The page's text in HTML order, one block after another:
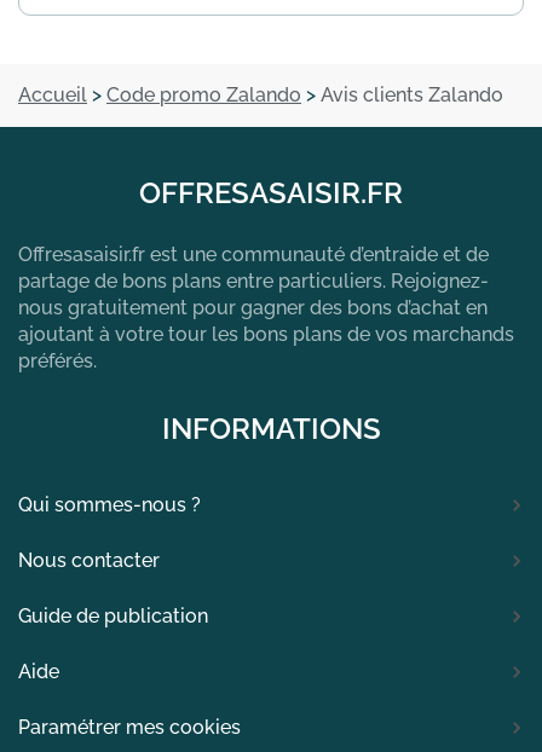
Accueil > Code promo Zalando > Avis clients Zalando
OFFRESASAISIR.FR
Offresasaisir.fr est une communauté d’entraide et de
partage de bons plans entre particuliers. Rejoignez-
nous gratuitement pour gagner des bons d’achat en
ajoutant à votre tour les bons plans de vos marchands
préférés.
INFORMATIONS
Qui sommes-nous ?
Nous contacter
Guide de publication
Aide
Paramétrer mes cookies